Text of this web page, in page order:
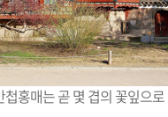
홍매는 곧 몇 겹의 꽃잎으